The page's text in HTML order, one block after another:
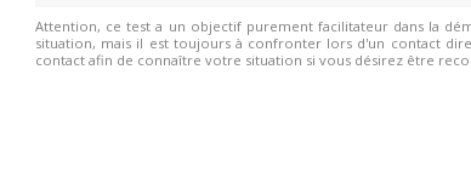
Attention, ce test a un objectif purement facilitateur dans la
situation, mais il est toujours à confronter lors d'un contact
contact afin de connaître votre situation si vous désirez être